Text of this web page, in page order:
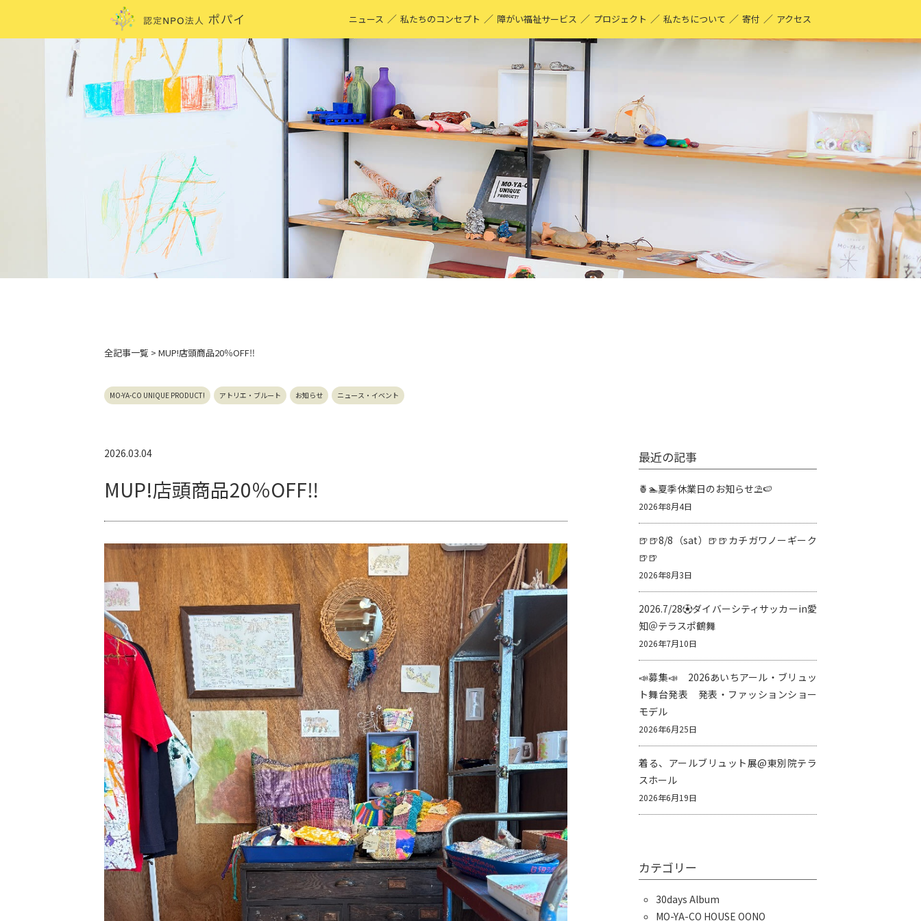
ニュース ／ 私たちのコンセプト ／ 障がい福祉サービス ／ プロジェクト
MO-YA-CO UNIQUE PRODUCT！
アーティストページ
MO-YA-CO キフ
／ 私たちについて ／ 寄付 ／ アクセス
全記事一覧 > MUP!店頭商品20％OFF‼️
MO-YA-CO UNIQUE PRODUCT! アトリエ・ブルート お知らせ ニュース・イベント
2026.03.04
MUP!店頭商品20％OFF‼️
最近の記事
🍍🏊夏季休業日のお知らせ⛱️🍉
2026年8月4日
🍺🍺8/8（sat）🍺🍺カチガワノーギーク
🍺🍺
2026年8月3日
2026.7/28⚽️ダイバーシティサッカーin愛
知＠テラスポ鶴舞
2026年7月10日
📣募集📣 2026あいちアール・ブリュッ
ト舞台発表 発表・ファッションショー
モデル
2026年6月25日
着る、アールブリュット展@東別院テラ
スホール
2026年6月19日
カテゴリー
30days Album
MO-YA-CO HOUSE OONO